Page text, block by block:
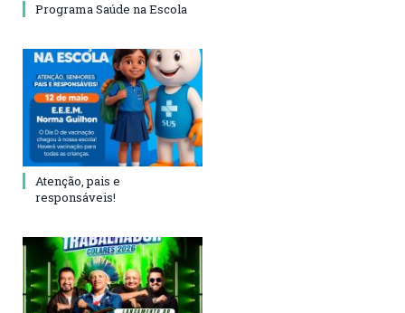
Programa Saúde na Escola
Atenção, pais e
responsáveis!